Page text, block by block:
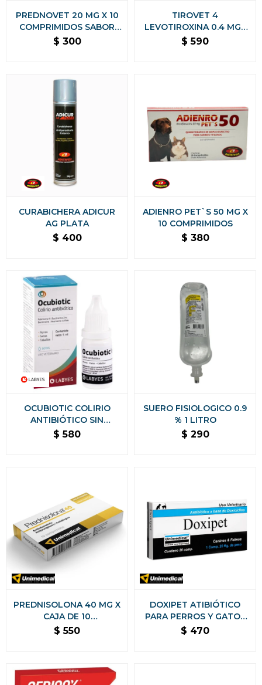
PREDNOVET 20 MG X 10
COMPRIMIDOS SABOR
POLLO
$ 300
TIROVET 4
LEVOTIROXINA 0.4 MGS
CAJA 20 COMPRIMIDOS
$ 590
CURABICHERA ADICUR
AG PLATA
$ 400
ADIENRO PET`S 50 MG X
10 COMPRIMIDOS
$ 380
OCUBIOTIC COLIRIO
ANTIBIÓTICO SIN
ESTEROIDES 5 ML
$ 580
SUERO FISIOLOGICO 0.9
% 1 LITRO
$ 290
PREDNISOLONA 40 MG X
CAJA DE 10
COMPRIMIDOS
$ 550
DOXIPET ATIBIÓTICO
PARA PERROS Y GATOS
CAJA 20 COMPRIMIDOS
$ 470